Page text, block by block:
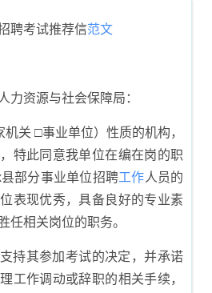
聘考试推荐信范文
力资源与社会保障局：
关 □事业单位）性质的机构，
特此同意我单位在编在岗的职
部分事业单位招聘工作人员的
表现优秀，具备良好的专业素
任相关岗位的职务。
持其参加考试的决定，并承诺
工作调动或辞职的相关手续，